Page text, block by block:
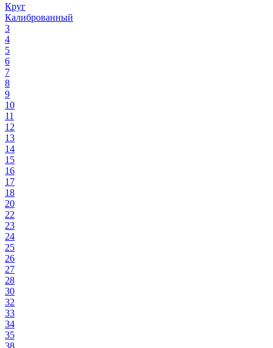
Круг
Калиброванный
3
4
5
6
7
8
9
10
11
12
13
14
15
16
17
18
20
22
23
24
25
26
27
28
30
32
33
34
35
38